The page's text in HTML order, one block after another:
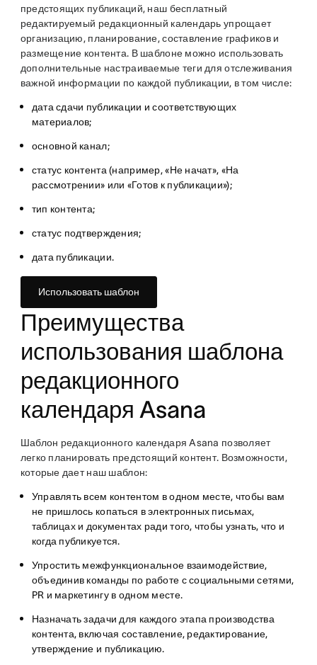
предстоящих публикаций, наш бесплатный
редактируемый редакционный календарь упрощает
организацию, планирование, составление графиков и
размещение контента. В шаблоне можно использовать
дополнительные настраиваемые теги для отслеживания
важной информации по каждой публикации, в том числе:
дата сдачи публикации и соответствующих
материалов;
основной канал;
статус контента (например, «Не начат», «На
рассмотрении» или «Готов к публикации»);
тип контента;
статус подтверждения;
дата публикации.
Использовать шаблон
Преимущества
использования шаблона
редакционного
календаря Asana
Шаблон редакционного календаря Asana позволяет
легко планировать предстоящий контент. Возможности,
которые дает наш шаблон:
Управлять всем контентом в одном месте, чтобы вам
не пришлось копаться в электронных письмах,
таблицах и документах ради того, чтобы узнать, что и
когда публикуется.
Упростить межфункциональное взаимодействие,
объединив команды по работе с социальными сетями,
PR и маркетингу в одном месте.
Назначать задачи для каждого этапа производства
контента, включая составление, редактирование,
утверждение и публикацию.